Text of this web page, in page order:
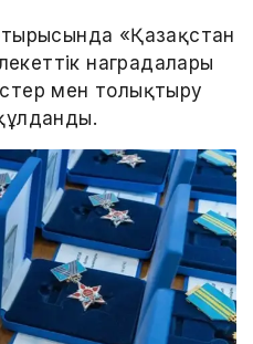
«Қазақстан
наградалары
мен толықтыру